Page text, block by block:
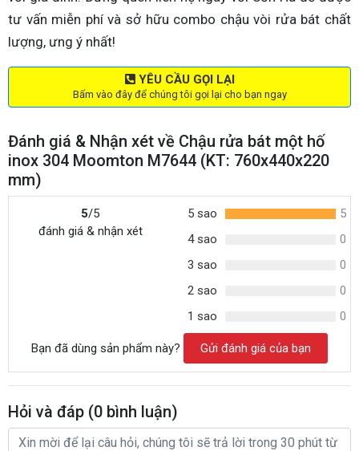
tư vấn miễn phí và sở hữu combo chậu vòi rửa bát chất
lượng, ưng ý nhất!
YÊU CẦU GỌI LẠI
Bấm vào đây để chúng tôi gọi lại cho bạn ngay
Đánh giá & Nhận xét về Chậu rửa bát một hố
inox 304 Moomton M7644 (KT: 760x440x220
mm)
5/5
đánh giá & nhận xét
5 sao
5
4 sao
0
3 sao
0
2 sao
0
1 sao
0
Bạn đã dùng sản phẩm này? Gửi đánh giá của bạn
Hỏi và đáp (0 bình luận)